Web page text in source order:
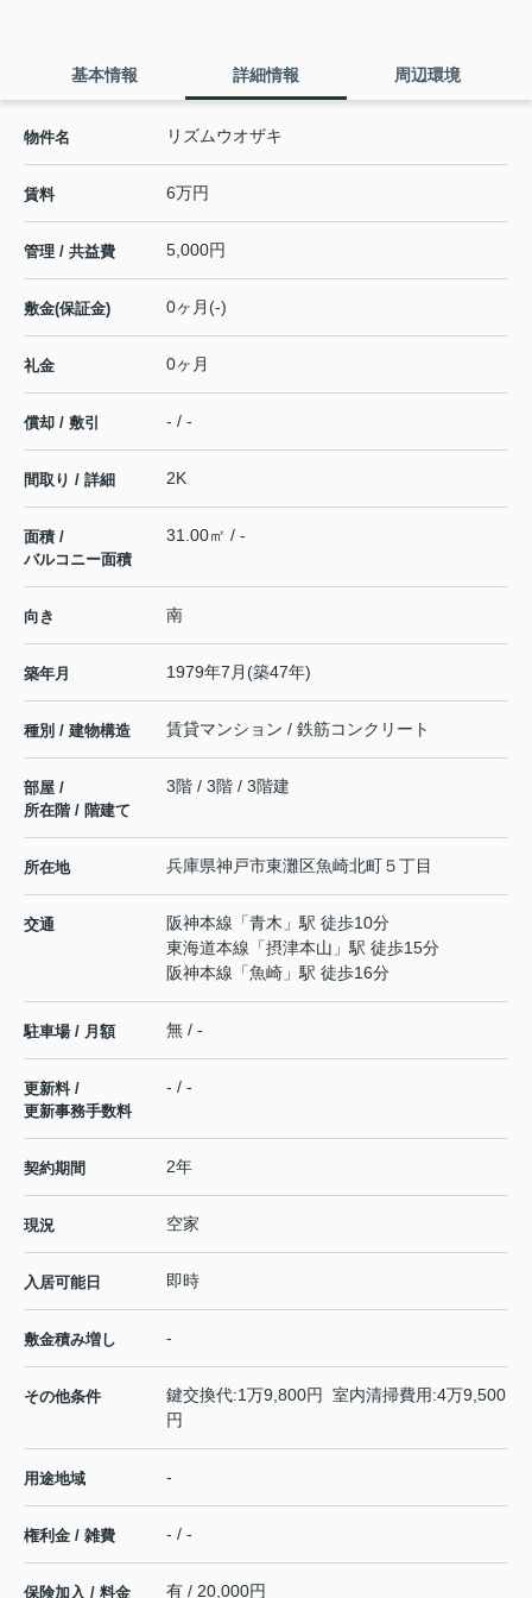
基本情報 詳細情報 周辺環境
物件名 リズムウオザキ
賃料 6万円
管理 / 共益費 5,000円
敷金(保証金) 0ヶ月(-)
礼金 0ヶ月
償却 / 敷引 - / -
間取り / 詳細 2K
面積 /
バルコニー面積
31.00㎡ / -
向き 南
築年月 1979年7月(築47年)
種別 / 建物構造 賃貸マンション / 鉄筋コンクリート
部屋 /
所在階 / 階建て
3階 / 3階 / 3階建
所在地 兵庫県神戸市東灘区魚崎北町５丁目
交通 阪神本線 「青木 」駅 徒歩10分
東海道本線 「摂津本山 」駅 徒歩15分
阪神本線 「魚崎 」駅 徒歩16分
駐車場 / 月額 無 / -
更新料 /
更新事務手数料
- / -
契約期間 2年
現況 空家
入居可能日 即時
敷金積み増し -
その他条件
鍵交換代:1万9,800円 室内清掃費用:4万9,500
円
用途地域 -
権利金 / 雑費 - / -
保険加入 / 料金 有 / 20,000円